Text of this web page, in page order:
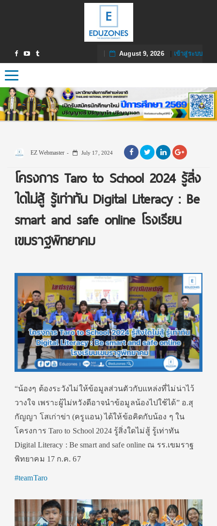
August 9, 2026| เข้าสู่ระบบ
Toggle navigation
EZ Webmaster July 17, 2024
โครงการ Taro to School 2024 รู้สิ่ง
ใดไม่สู้ รู้เท่าทัน Digital Literacy : Be
smart and safe online โรงเรียน
เขมราฐพิทยาคม
“น้องๆ ต้องระวังไม่ให้ข้อมูลส่วนตัวกับแหล่งที่ไม่น่าไว้
วางใจ เพราะผู้ไม่หวังดีอาจนำข้อมูลน้องไปใช้ได้” อ.สุ
กัญญา โสเก่าข่า (ครูแอน) ได้ให้ข้อคิดกับน้อง ๆ ใน
โครงการ Taro to School 2024 รู้สิ่งใดไม่สู้ รู้เท่าทัน
Digital Literacy : Be smart and safe online ณ รร.เขมราฐ
พิทยาคม 17 ก.ค. 67
#teamTaro